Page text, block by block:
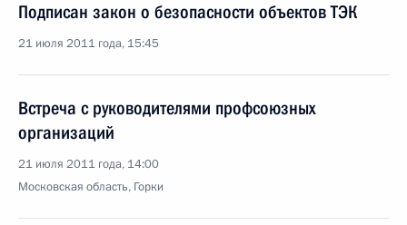
Подписан закон о безопасности объектов ТЭК
21 июля 2011 года, 15:45
Встреча с руководителями профсоюзных
организаций
21 июля 2011 года, 14:00
Московская область, Горки